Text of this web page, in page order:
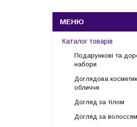
Каталог товарів
Подарункові та
набори
Доглядова
обличчя
Догляд за тілом
Догляд за волоссям